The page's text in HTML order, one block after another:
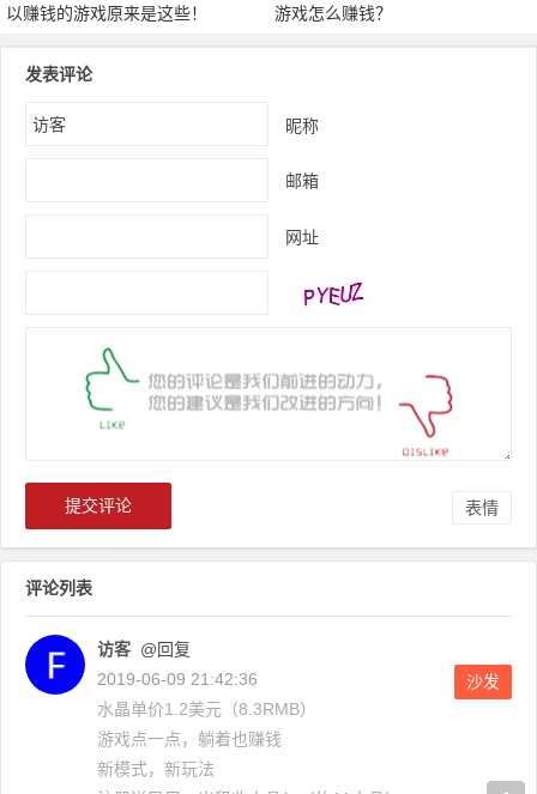
以赚钱的游戏原来是这些！
游戏怎么赚钱？
发表评论
昵称
邮箱
网址
表情
评论列表
访客 @回复
2019-06-09 21:42:36
沙发
水晶单价1.2美元（8.3RMB）
游戏点一点，躺着也赚钱
新模式，新玩法